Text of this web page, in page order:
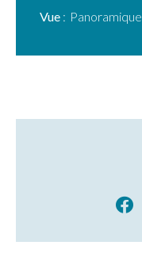
Vue
Panoramique